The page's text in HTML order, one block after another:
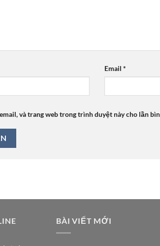
Email*
và trang web trong trình duyệt này cho lần
BÀI VIẾT MỚI